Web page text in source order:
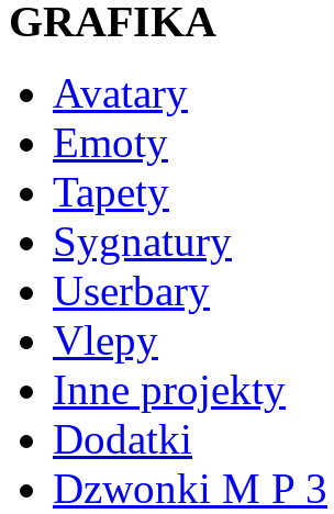
GRAFIKA
Avatary
Emoty
Tapety
Sygnatury
Userbary
Vlepy
Inne projekty
Dodatki
Dzwonki M P 3